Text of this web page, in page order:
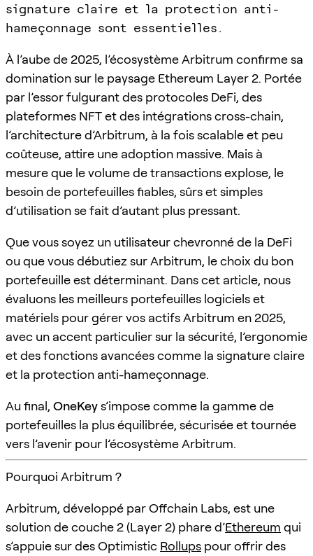
signature claire et la protection anti-
hameçonnage sont essentielles.
À l’aube de 2025, l’écosystème Arbitrum confirme sa
domination sur le paysage Ethereum Layer 2. Portée
par l’essor fulgurant des protocoles DeFi, des
plateformes NFT et des intégrations cross-chain,
l’architecture d’Arbitrum, à la fois scalable et peu
coûteuse, attire une adoption massive. Mais à
mesure que le volume de transactions explose, le
besoin de portefeuilles fiables, sûrs et simples
d’utilisation se fait d’autant plus pressant.
Que vous soyez un utilisateur chevronné de la DeFi
ou que vous débutiez sur Arbitrum, le choix du bon
portefeuille est déterminant. Dans cet article, nous
évaluons les meilleurs portefeuilles logiciels et
matériels pour gérer vos actifs Arbitrum en 2025,
avec un accent particulier sur la sécurité, l’ergonomie
et des fonctions avancées comme la signature claire
et la protection anti-hameçonnage.
Au final, OneKeys’impose comme la gamme de
portefeuilles la plus équilibrée, sécurisée et tournée
vers l’avenir pour l’écosystème Arbitrum.
Pourquoi Arbitrum ?
Arbitrum, développé par Offchain Labs, est une
solution de couche 2 (Layer 2) phare d’Ethereum qui
s’appuie sur des Optimistic Rollups pour offrir des